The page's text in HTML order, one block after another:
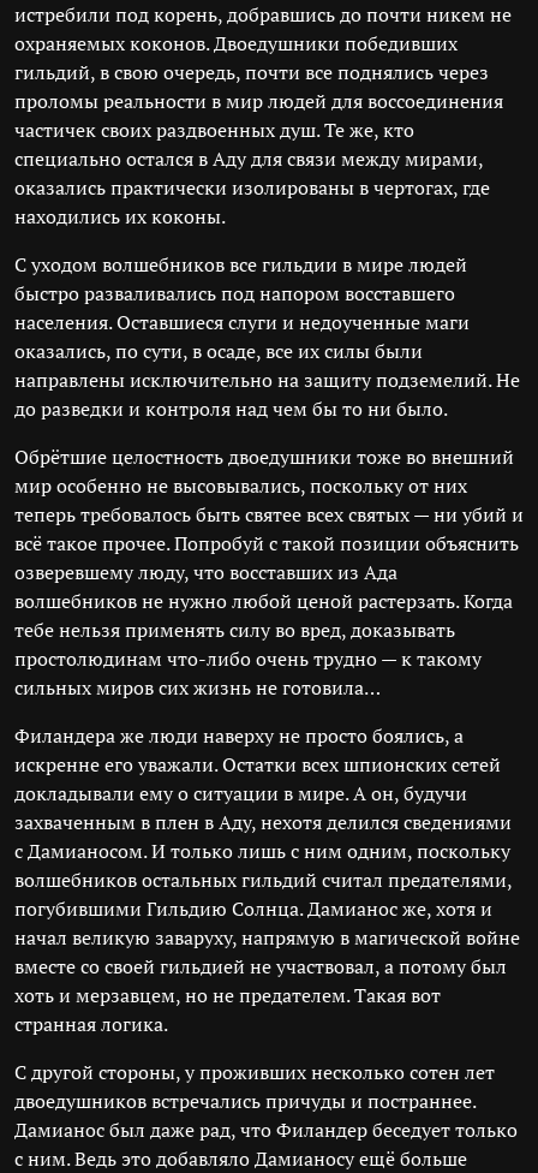
истребили под корень, добравшись до почти никем не
охраняемых коконов. Двоедушники победивших
гильдий, в свою очередь, почти все поднялись через
проломы реальности в мир людей для воссоединения
частичек своих раздвоенных душ. Те же, кто
специально остался в Аду для связи между мирами,
оказались практически изолированы в чертогах, где
находились их коконы.
С уходом волшебников все гильдии в мире людей
быстро разваливались под напором восставшего
населения. Оставшиеся слуги и недоученные маги
оказались, по сути, в осаде, все их силы были
направлены исключительно на защиту подземелий. Не
до разведки и контроля над чем бы то ни было.
Обрётшие целостность двоедушники тоже во внешний
мир особенно не высовывались, поскольку от них
теперь требовалось быть святее всех святых — ни убий и
всё такое прочее. Попробуй с такой позиции объяснить
озверевшему люду, что восставших из Ада
волшебников не нужно любой ценой растерзать. Когда
тебе нельзя применять силу во вред, доказывать
простолюдинам что-либо очень трудно — к такому
сильных миров сих жизнь не готовила…
Филандера же люди наверху не просто боялись, а
искренне его уважали. Остатки всех шпионских сетей
докладывали ему о ситуации в мире. А он, будучи
захваченным в плен в Аду, нехотя делился сведениями
с Дамианосом. И только лишь с ним одним, поскольку
волшебников остальных гильдий считал предателями,
погубившими Гильдию Солнца. Дамианос же, хотя и
начал великую заваруху, напрямую в магической войне
вместе со своей гильдией не участвовал, а потому был
хоть и мерзавцем, но не предателем. Такая вот
странная логика.
С другой стороны, у проживших несколько сотен лет
двоедушников встречались причуды и постраннее.
Дамианос был даже рад, что Филандер беседует только
с ним. Ведь это добавляло Дамианосу ещё больше